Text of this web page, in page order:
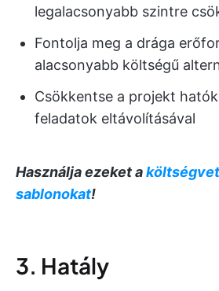
legalacsonyabb szintre
Fontolja meg a drága
alacsonyabb költségű
Csökkentse a projekt
feladatok eltávolításával
Használja ezeket a
sablonokat!
3. Hatály